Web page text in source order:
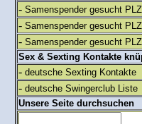
- Samenspender gesucht
- Samenspender gesucht
- Samenspender gesucht
Sex & Sexting Kontakte
- deutsche Sexting Kontakte
- deutsche Swingerclub Liste
Unsere Seite durchsuchen